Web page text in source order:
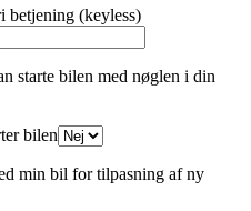
betjening (keyless)
starte bilen med nøglen i din
bilen
min bil for tilpasning af ny